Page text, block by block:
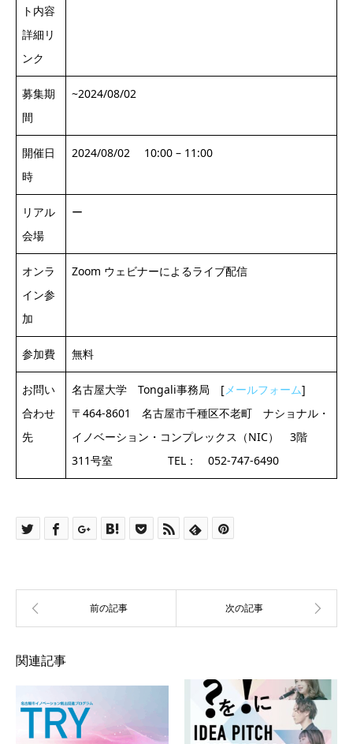
ト内容
詳細リ
ンク
募集期
間
~2024/08/02
開催日
時
2024/08/02 10:00 – 11:00
リアル
会場
ー
オンラ
イン参
加
Zoom ウェビナーによるライブ配信
参加費 無料
お問い
合わせ
先
名古屋大学 Tongali事務局 [ メールフォーム]
〒464-8601 名古屋市千種区不老町 ナショナル・
イノベーション・コンプレックス（NIC） 3階
311号室 TEL： 052-747-6490
関連記事